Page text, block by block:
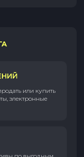
или купить
электронные